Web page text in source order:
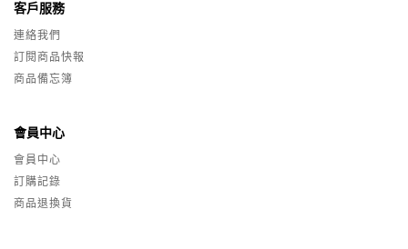
客戶服務
連絡我們
訂閱商品快報
商品備忘簿
會員中心
會員中心
訂購記錄
商品退換貨